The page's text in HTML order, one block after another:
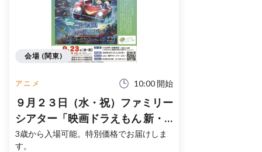
アニメ 10:00 開始
９月２３日（水・祝）ファミリー
シアター「映画ドラえもん 新・
のび太の海底鬼岩城」
3歳から入場可能。特別価格でお届けしま
す。
会場 (関東)